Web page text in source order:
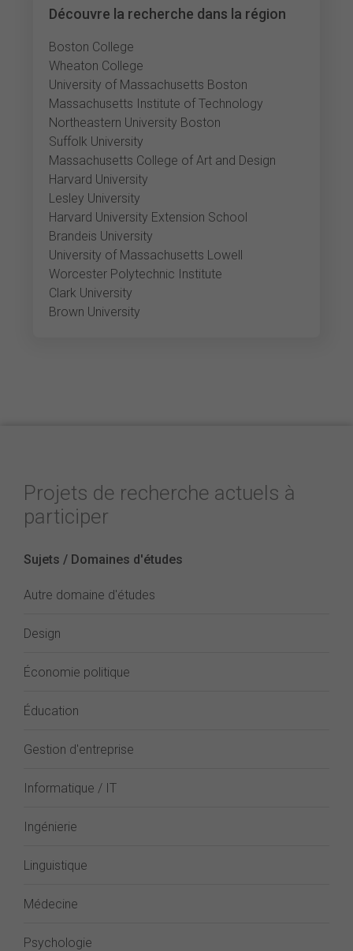
Découvre la recherche dans la région
Boston College
Wheaton College
University of Massachusetts Boston
Massachusetts Institute of Technology
Northeastern University Boston
Suffolk University
Massachusetts College of Art and Design
Harvard University
Lesley University
Harvard University Extension School
Brandeis University
University of Massachusetts Lowell
Worcester Polytechnic Institute
Clark University
Brown University
Projets de recherche actuels à
participer
Sujets / Domaines d'études
Autre domaine d'études
Design
Économie politique
Éducation
Gestion d'entreprise
Informatique / IT
Ingénierie
Linguistique
Médecine
Psychologie